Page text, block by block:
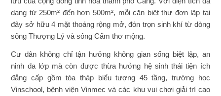
dạng từ 250m² đến hơn 500m², mỗi căn biệt thự đơn lập tại
đây sở hữu 4 mặt thoáng rộng mở, đón trọn sinh khí từ dòng
sông Thượng Lý và sông Cấm thơ mộng.
Cư dân không chỉ tận hưởng không gian sống biệt lập, an
ninh đa lớp mà còn được thừa hưởng hệ sinh thái tiện ích
đẳng cấp gồm tòa tháp biểu tượng 45 tầng, trường học
Vinschool, bệnh viện Vinmec và các khu vui chơi giải trí cao